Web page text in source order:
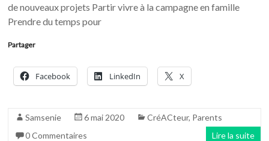
de nouveaux projets Partir vivre à la campagne en famille
Prendre du temps pour
Partager
Facebook LinkedIn X
Samsenie 6 mai 2020 CréACteur, Parents
0 Commentaires
Lire la suite